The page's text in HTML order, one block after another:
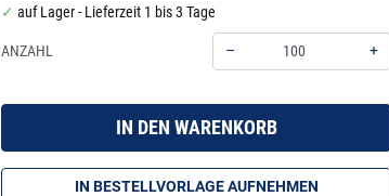
auf Lager - Lieferzeit 1 bis 3 Tage
ANZAHL –
+
IN DEN WARENKORB
IN BESTELLVORLAGE AUFNEHMEN